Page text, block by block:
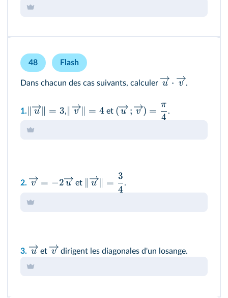
48 Flash
Dans chacun des cas suivants, calculer u ⋅ v .
1. u = 3, v ∥ = 4 et ( u ; v ) =
4
π
.
2. v = −2 u et u∥ =
4
3
.
3. u et v dirigent les diagonales d'un losange.